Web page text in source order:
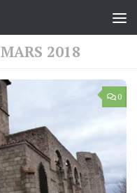
MARS 2018
0